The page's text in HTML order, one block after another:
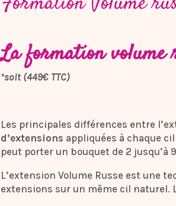
La formation volume
*soit (449€ TTC)
Les principales différences entre
d’extensions appliquées à chaque
peut porter un bouquet de 2 jusqu’à
L’extension Volume Russe est une
extensions sur un même cil naturel.